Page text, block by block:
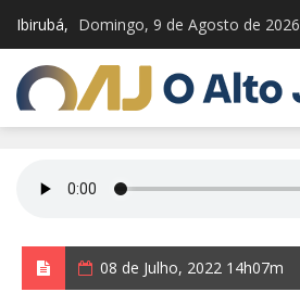
Ibirubá, Domingo, 9 de Agosto de 2026
08 de Julho, 2022 14h07m